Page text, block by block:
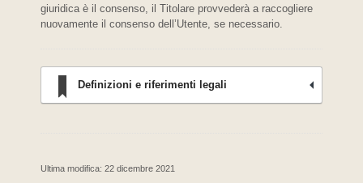
giuridica è il consenso, il Titolare provvederà a raccogliere
nuovamente il consenso dell’Utente, se necessario.
Definizioni e riferimenti legali
Ultima modifica: 22 dicembre 2021